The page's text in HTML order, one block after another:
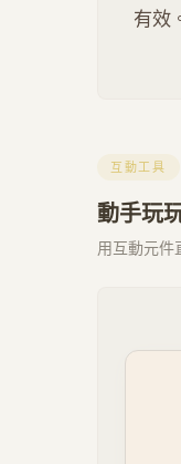
有效
互動工具
動手玩
用互動元件